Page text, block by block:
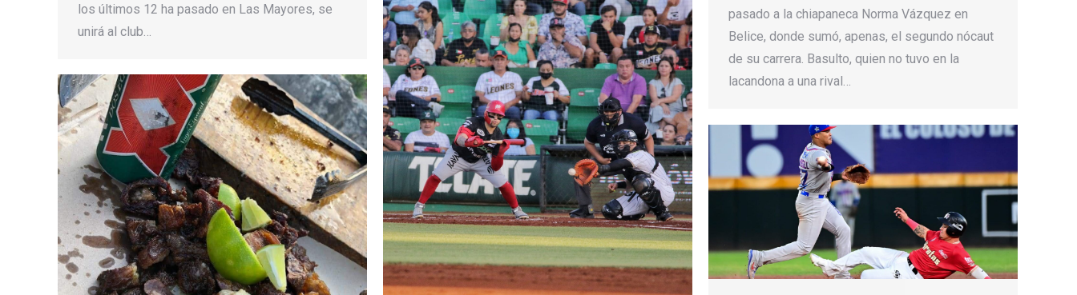
los últimos 12 ha pasado en Las Mayores, se
unirá al club…
pasado a la chiapaneca Norma Vázquez en
Belice, donde sumó, apenas, el segundo nócaut
de su carrera. Basulto, quien no tuvo en la
lacandona a una rival…